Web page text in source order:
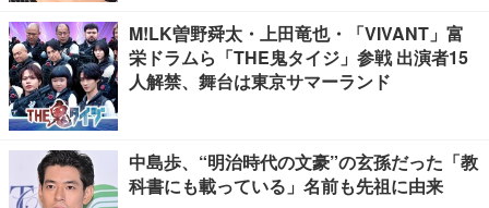
M!LK曽野舜太・上田竜也・「VIVANT」富
栄ドラムら「THE鬼タイジ」参戦 出演者15
人解禁、舞台は東京サマーランド
中島歩、“明治時代の文豪”の玄孫だった「教
科書にも載っている」名前も先祖に由来